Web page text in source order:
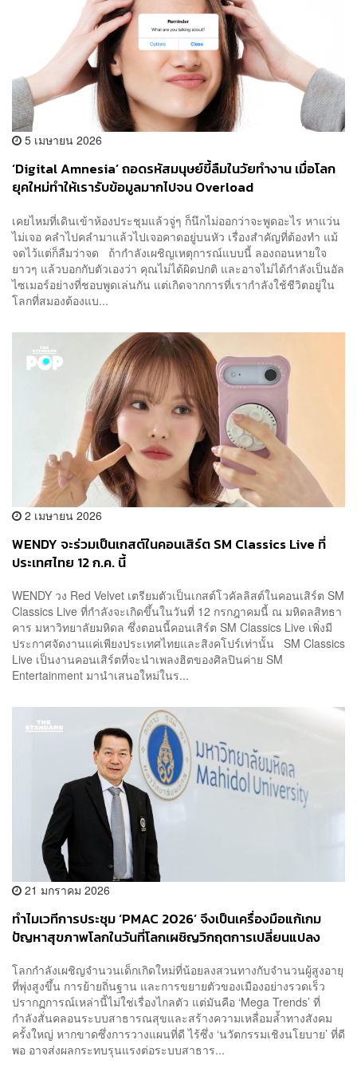
5 เมษายน 2026
‘Digital Amnesia’ ถอดรหัสมนุษย์ขี้ลืมในวัยทำงาน เมื่อโลก
ยุคใหม่ทำให้เรารับข้อมูลมากไปจน Overload
เคยไหมที่เดินเข้าห้องประชุมแล้วจู่ๆ ก็นึกไม่ออกว่าจะพูดอะไร หาแว่น
ไม่เจอ คลำไปคลำมาแล้วไปเจอคาดอยู่บนหัว เรื่องสำคัญที่ต้องทำ แม้
จดไว้แต่ก็ลืมว่าจด ถ้ากำลังเผชิญเหตุการณ์แบบนี้ ลองถอนหายใจ
ยาวๆ แล้วบอกกับตัวเองว่า คุณไม่ได้ผิดปกติ และอาจไม่ได้กำลังเป็นอัล
ไซเมอร์อย่างที่ชอบพูดเล่นกัน แต่เกิดจากการที่เรากำลังใช้ชีวิตอยู่ใน
โลกที่สมองต้องแบ...
2 เมษายน 2026
WENDY จะร่วมเป็นเกสต์ในคอนเสิร์ต SM Classics Live ที่
ประเทศไทย 12 ก.ค. นี้
WENDY วง Red Velvet เตรียมตัวเป็นเกสต์โวคัลลิสต์ในคอนเสิร์ต SM
Classics Live ที่กำลังจะเกิดขึ้นในวันที่ 12 กรกฎาคมนี้ ณ มหิดลสิทธา
คาร มหาวิทยาลัยมหิดล ซึ่งตอนนี้คอนเสิร์ต SM Classics Live เพิ่งมี
ประกาศจัดงานแค่เพียงประเทศไทยและสิงคโปร์เท่านั้น SM Classics
Live เป็นงานคอนเสิร์ตที่จะนำเพลงฮิตของศิลปินค่าย SM
Entertainment มานำเสนอใหม่ในร...
21 มกราคม 2026
ทำไมเวทีการประชุม ‘PMAC 2026’ จึงเป็นเครื่องมือแก้เกม
ปัญหาสุขภาพโลกในวันที่โลกเผชิญวิกฤตการเปลี่ยนแปลง
โลกกำลังเผชิญจำนวนเด็กเกิดใหม่ที่น้อยลงสวนทางกับจำนวนผู้สูงอายุ
ที่พุ่งสูงขึ้น การย้ายถิ่นฐาน และการขยายตัวของเมืองอย่างรวดเร็ว
ปรากฏการณ์เหล่านี้ไม่ใช่เรื่องไกลตัว แต่มันคือ ‘Mega Trends’ ที่
กำลังสั่นคลอนระบบสาธารณสุขและสร้างความเหลื่อมล้ำทางสังคม
ครั้งใหญ่ หากขาดซึ่งการวางแผนที่ดี ไร้ซึ่ง ‘นวัตกรรมเชิงนโยบาย’ ที่ดี
พอ อาจส่งผลกระทบรุนแรงต่อระบบสาธาร...